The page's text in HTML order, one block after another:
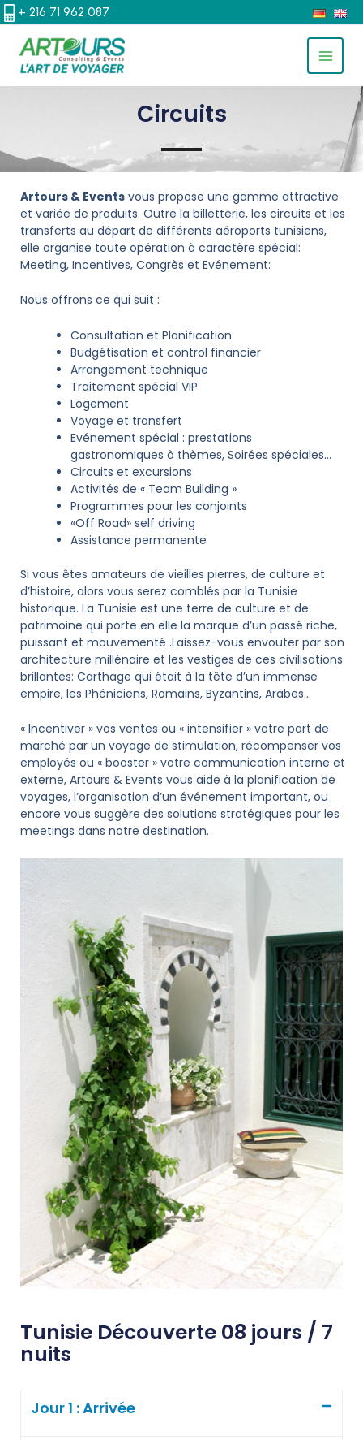
ALLER
AU
CONTENU
+ 216 71 962 087
MAIN
Circuits
Artours & Events vous propose une gamme attractive
et variée de produits. Outre la billetterie, les circuits et les
transferts au départ de différents aéroports tunisiens,
elle organise toute opération à caractère spécial:
Meeting, Incentives, Congrès et Evénement:
Nous offrons ce qui suit :
Consultation et Planification
Budgétisation et control financier
Arrangement technique
Traitement spécial VIP
Logement
Voyage et transfert
Evénement spécial : prestations
gastronomiques à thèmes, Soirées spéciales…
Circuits et excursions
Activités de « Team Building »
Programmes pour les conjoints
«Off Road» self driving
Assistance permanente
Si vous êtes amateurs de vieilles pierres, de culture et
d’histoire, alors vous serez comblés par la Tunisie
historique. La Tunisie est une terre de culture et de
patrimoine qui porte en elle la marque d’un passé riche,
puissant et mouvementé .Laissez-vous envouter par son
architecture millénaire et les vestiges de ces civilisations
brillantes: Carthage qui était à la tête d’un immense
empire, les Phéniciens, Romains, Byzantins, Arabes…
« Incentiver » vos ventes ou « intensifier » votre part de
marché par un voyage de stimulation, récompenser vos
employés ou « booster » votre communication interne et
externe, Artours & Events vous aide à la planification de
voyages, l’organisation d’un événement important, ou
encore vous suggère des solutions stratégiques pour les
meetings dans notre destination.
Tunisie Découverte 08 jours / 7
nuits
Jour 1 : Arrivée